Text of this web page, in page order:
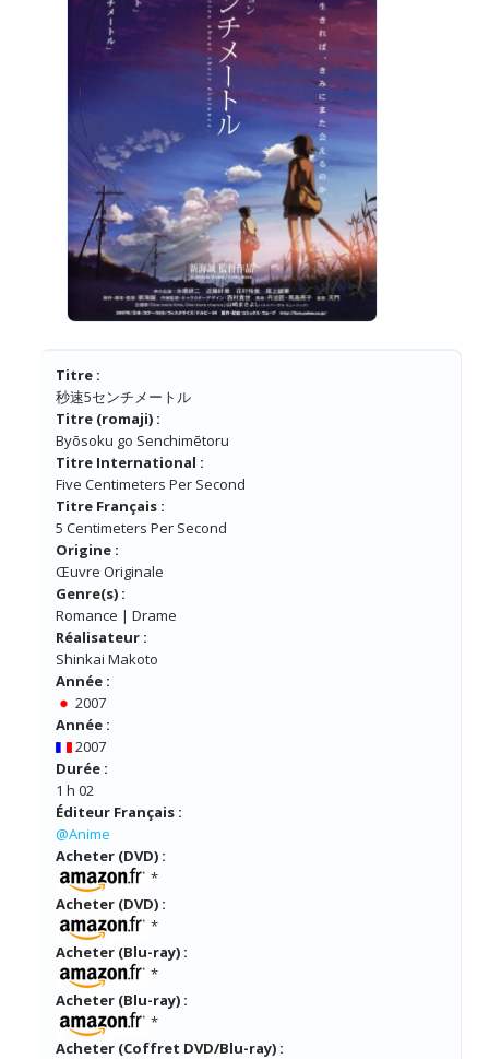
Titre :
秒速5センチメートル
Titre (romaji) :
Byōsoku go Senchimētoru
Titre International :
Five Centimeters Per Second
Titre Français :
5 Centimeters Per Second
Origine :
Œuvre Originale
Genre(s) :
Romance | Drame
Réalisateur :
Shinkai Makoto
Année :
2007
Année :
2007
Durée :
1 h 02
Éditeur Français :
@Anime
Acheter (DVD) :
*
Acheter (DVD) :
*
Acheter (Blu-ray) :
*
Acheter (Blu-ray) :
*
Acheter (Coffret DVD/Blu-ray) :